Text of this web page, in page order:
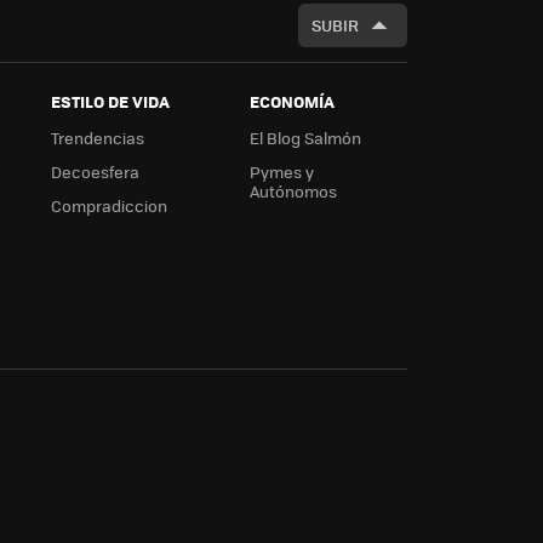
SUBIR
ESTILO DE VIDA
Trendencias
Decoesfera
Compradiccion
ECONOMÍA
El Blog Salmón
Pymes y
Autónomos